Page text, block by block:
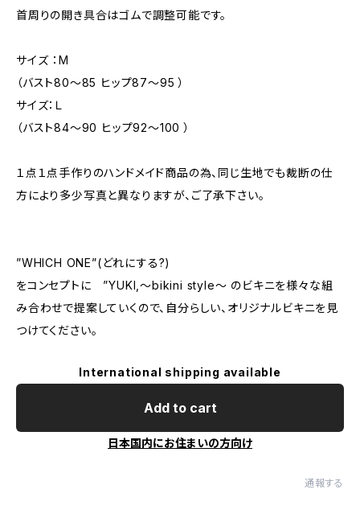
首周りの開き具合はゴムで調整可能です。
サイズ ：M
（バスト80〜85 ヒップ87〜95 ）
サイズ：Ｌ
（バスト84〜90 ヒップ92〜100 ）
１点１点手作りのハンドメイド商品の為、同じ生地でも裁断の仕
方により多少写真と異なりますが、ご了承下さい。
”WHICH ONE”(どれにする?)
をコンセプトに ”YUKI,～bikini style～ のビキニを様々な組
み合わせで提案していくので、自分らしい、オリジナルビキニを見
つけてください。
International shipping available
Add to cart
日本国内にお住まいの方向け
通報する